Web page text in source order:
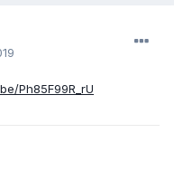
Ph85F99R_rU